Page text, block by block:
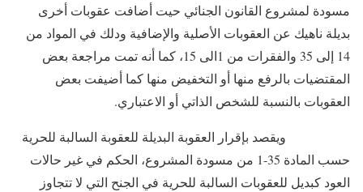
مسودة لمشروع القانون الجنائي حيت أضافت عقوبات أخرى
بديلة ناهيك عن العقوبات الأصلية والإضافية ودلك في المواد من
14 إلى 35 والفقرات من 1الى 15، كما أنه تمت مراجعة بعض
المقتضيات بالرفع منها أو التخفيض منها كما أضيفت بعض
العقوبات بالنسبة للشخص الذاتي أو الاعتباري.
ويقصد بإقرار العقوبة البديلة للعقوبة السالبة للحرية
حسب المادة 35-1 من مسودة المشروع، الحكم في غير حالات
العود كبديل للعقوبات السالبة للحرية في الجنح التي لا تتجاوز